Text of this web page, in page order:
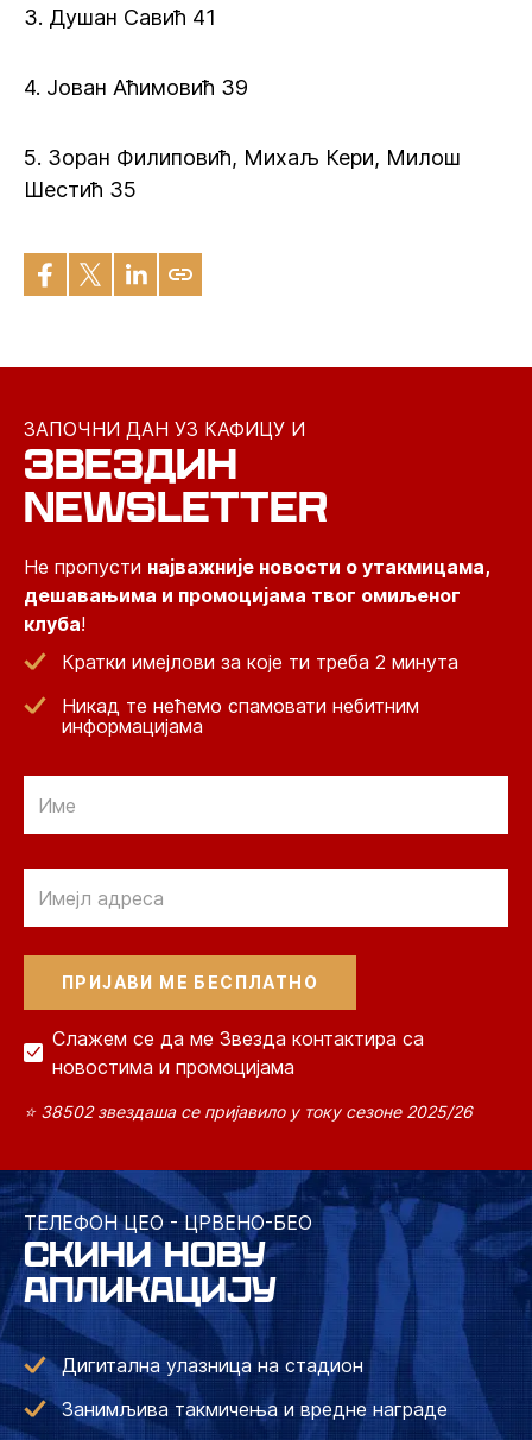
3. Душан Савић 41
4. Јован Аћимовић 39
5. Зоран Филиповић, Михаљ Кери, Милош
Шестић 35
ЗАПОЧНИ ДАН УЗ КАФИЦУ И
ЗВЕЗДИН
NEWSLETTER
Не пропусти најважније новости о утакмицама,
дешавањима и промоцијама твог омиљеног
клуба!
Кратки имејлови за које ти треба 2 минута
Никад те нећемо спамовати небитним
информацијама
Слажем се да ме Звезда контактира са
новостима и промоцијама
⭐ 38502 звездаша се пријавило у току сезоне 2025/26
ТЕЛЕФОН ЦЕО - ЦРВЕНО-БЕО
СКИНИ НОВУ
АПЛИКАЦИЈУ
Дигитална улазница на стадион
Занимљива такмичења и вредне награде